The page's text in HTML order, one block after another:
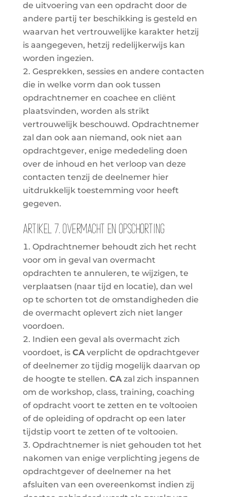
de uitvoering van een opdracht door de
andere partij ter beschikking is gesteld en
waarvan het vertrouwelijke karakter hetzij
is aangegeven, hetzij redelijkerwijs kan
worden ingezien.
Gesprekken, sessies en andere contacten
die in welke vorm dan ook tussen
opdrachtnemer en coachee en cliënt
plaatsvinden, worden als strikt
vertrouwelijk beschouwd. Opdrachtnemer
zal dan ook aan niemand, ook niet aan
opdrachtgever, enige mededeling doen
over de inhoud en het verloop van deze
contacten tenzij de deelnemer hier
uitdrukkelijk toestemming voor heeft
gegeven.
Artikel 7. Overmacht en opschorting
Opdrachtnemer behoudt zich het recht
voor om in geval van overmacht
opdrachten te annuleren, te wijzigen, te
verplaatsen (naar tijd en locatie), dan wel
op te schorten tot de omstandigheden die
de overmacht oplevert zich niet langer
voordoen.
Indien een geval als overmacht zich
voordoet, is CAverplicht de opdrachtgever
of deelnemer zo tijdig mogelijk daarvan op
de hoogte te stellen. CAzal zich inspannen
om de workshop, class, training, coaching
of opdracht voort te zetten en te voltooien
of de opleiding of opdracht op een later
tijdstip voort te zetten of te voltooien.
Opdrachtnemer is niet gehouden tot het
nakomen van enige verplichting jegens de
opdrachtgever of deelnemer na het
afsluiten van een overeenkomst indien zij